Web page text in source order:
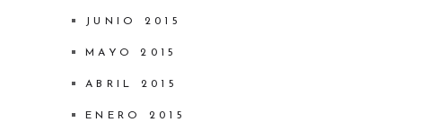
JUNIO 2015
MAYO 2015
ABRIL 2015
ENERO 2015